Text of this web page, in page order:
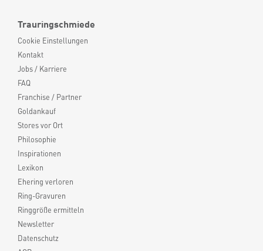
Trauringschmiede
Cookie Einstellungen
Kontakt
Jobs / Karriere
FAQ
Franchise / Partner
Goldankauf
Stores vor Ort
Philosophie
Inspirationen
Lexikon
Ehering verloren
Ring-Gravuren
Ringgröße ermitteln
Newsletter
Datenschutz